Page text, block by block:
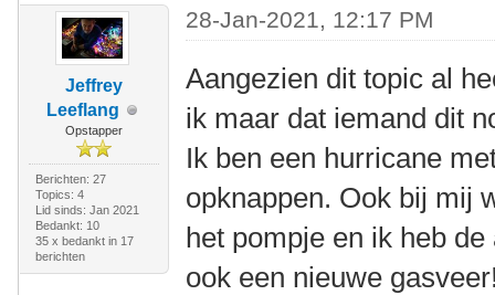
Jeffrey
Leeflang
Opstapper
Berichten: 27
Topics: 4
Lid sinds: Jan 2021
Bedankt: 10
35 x bedankt in 17
berichten
28-Jan-2021, 12:17 PM
Aangezien dit topic al
ik maar dat iemand dit
Ik ben een hurricane
opknappen. Ook bij mij
het pompje en ik heb
ook een nieuwe